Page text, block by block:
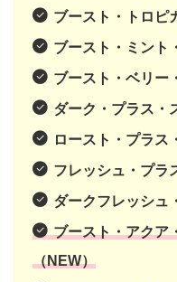
ブースト・トロピ
ブースト・ミント
ブースト・ベリー
ダーク・プラス・
ロースト・プラス
フレッシュ・プラ
ダークフレッシュ
ブースト・アクア
（NEW）